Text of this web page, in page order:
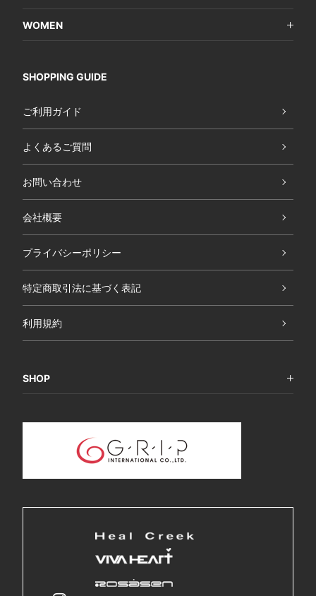
WOMEN
SHOPPING GUIDE
ご利用ガイド
よくあるご質問
お問い合わせ
会社概要
プライバシーポリシー
特定商取引法に基づく表記
利用規約
SHOP